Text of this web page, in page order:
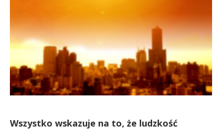
Wszystko wskazuje na to, że ludzkość